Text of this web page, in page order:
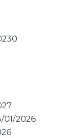
01/2026